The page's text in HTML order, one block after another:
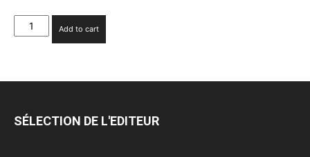
Facebook
va
diffusion
publicités
Add to cart
SÉLECTION DE L'EDITEUR